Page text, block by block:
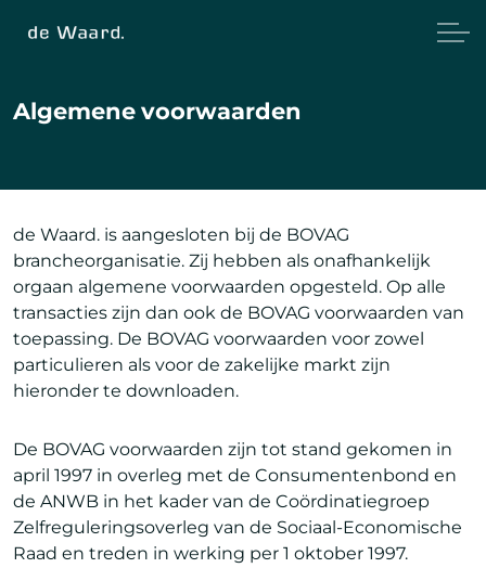
Algemene voorwaarden
de Waard. is aangesloten bij de BOVAG
brancheorganisatie. Zij hebben als onafhankelijk
orgaan algemene voorwaarden opgesteld. Op alle
transacties zijn dan ook de BOVAG voorwaarden van
toepassing. De BOVAG voorwaarden voor zowel
particulieren als voor de zakelijke markt zijn
hieronder te downloaden.
De BOVAG voorwaarden zijn tot stand gekomen in
april 1997 in overleg met de Consumentenbond en
de ANWB in het kader van de Coördinatiegroep
Zelfreguleringsoverleg van de Sociaal-Economische
Raad en treden in werking per 1 oktober 1997.